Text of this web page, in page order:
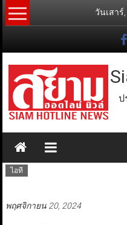
Skip
to
วันเสาร์
ป
ไอที
พฤศจิกายน 20, 2024